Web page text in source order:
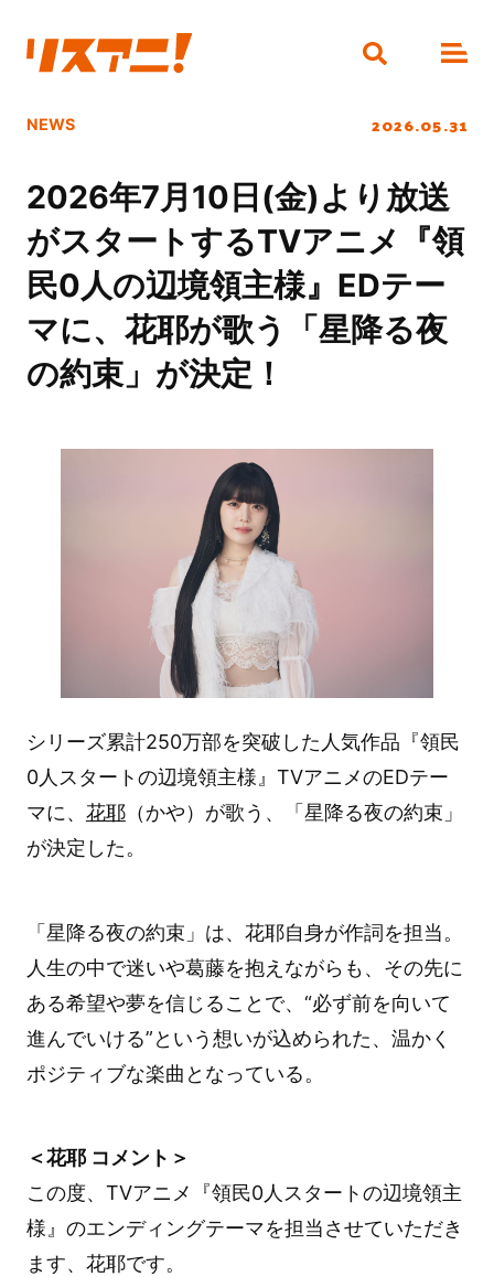
NEWS 2026.05.31
2026年7月10日(金)より放送
がスタートするTVアニメ『領
民0人の辺境領主様』EDテー
マに、花耶が歌う「星降る夜
の約束」が決定！
シリーズ累計250万部を突破した人気作品『領民
0人スタートの辺境領主様』TVアニメのEDテー
マに、 花耶（かや）が歌う、「星降る夜の約束」
が決定した。
「星降る夜の約束」は、花耶自身が作詞を担当。
人生の中で迷いや葛藤を抱えながらも、その先に
ある希望や夢を信じることで、“必ず前を向いて
進んでいける”という想いが込められた、温かく
ポジティブな楽曲となっている。
＜花耶 コメント＞
この度、TVアニメ『領民0人スタートの辺境領主
様』のエンディングテーマを担当させていただき
ます、花耶です。